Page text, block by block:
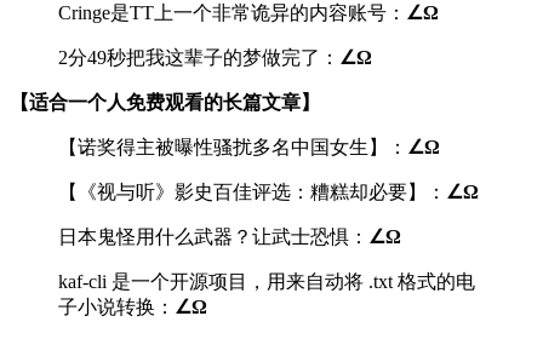
Cringe是TT上一个非常诡异的内容账号： ∠Ω
2分49秒把我这辈子的梦做完了： ∠Ω
【适合一个人免费观看的长篇文章】
【诺奖得主被曝性骚扰多名中国女生】： ∠Ω
【《视与听》影史百佳评选：糟糕却必要】： ∠Ω
日本鬼怪用什么武器？让武士恐惧： ∠Ω
kaf-cli 是一个开源项目，用来自动将 .txt 格式的电
子小说转换： ∠Ω